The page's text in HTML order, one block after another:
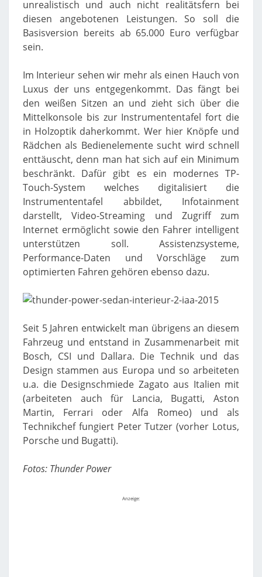
unrealistisch und auch nicht realitätsfern bei
diesen angebotenen Leistungen. So soll die
Basisversion bereits ab 65.000 Euro verfügbar
sein.
Im Interieur sehen wir mehr als einen Hauch von
Luxus der uns entgegenkommt. Das fängt bei
den weißen Sitzen an und zieht sich über die
Mittelkonsole bis zur Instrumententafel fort die
in Holzoptik daherkommt. Wer hier Knöpfe und
Rädchen als Bedienelemente sucht wird schnell
enttäuscht, denn man hat sich auf ein Minimum
beschränkt. Dafür gibt es ein modernes TP-
Touch-System welches digitalisiert die
Instrumententafel abbildet, Infotainment
darstellt, Video-Streaming und Zugriff zum
Internet ermöglicht sowie den Fahrer intelligent
unterstützen soll. Assistenzsysteme,
Performance-Daten und Vorschläge zum
optimierten Fahren gehören ebenso dazu.
Seit 5 Jahren entwickelt man übrigens an diesem
Fahrzeug und entstand in Zusammenarbeit mit
Bosch, CSI und Dallara. Die Technik und das
Design stammen aus Europa und so arbeiteten
u.a. die Designschmiede Zagato aus Italien mit
(arbeiteten auch für Lancia, Bugatti, Aston
Martin, Ferrari oder Alfa Romeo) und als
Technikchef fungiert Peter Tutzer (vorher Lotus,
Porsche und Bugatti).
Fotos: Thunder Power
Anzeige: